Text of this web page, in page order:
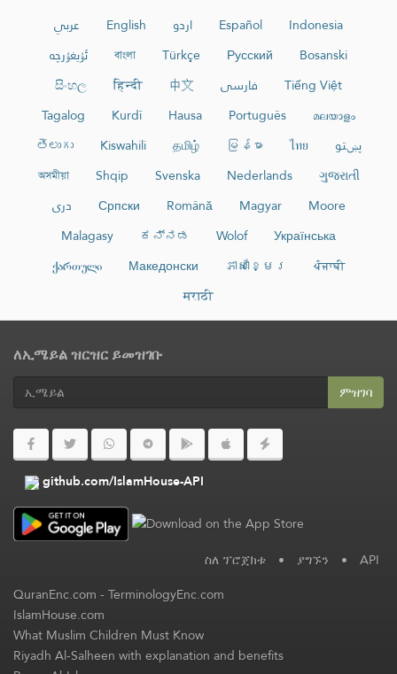
عربي English اردو Español
Indonesia
ئۇيغۇرچە
বাংলা Türkçe Русский
Bosanski
සිංහල
हिन्दी 中文 فارسی
Tiếng Việt
Tagalog
Kurdî Hausa Português
മലയാളം
తెలుగు
Kiswahili தமிழ் မြန်မာ ไทย
پښتو
অসমীয়া
Shqip Svenska Nederlands
ગુજરાતી
دری
Српски Română Magyar
Moore
Malagasy
ಕನ್ನಡ Wolof
Українська
ქართული
Македонски ភាសាខ្មែរ
ਪੰਜਾਬੀ
मराठी
ለኢሜይል ዝርዝር ይመዝገቡ
ምዝገባ
github.com/IslamHouse-API
ስለ ፕሮጀክቱ • ያግኙን • API
QuranEnc.com-TerminologyEnc.com
IslamHouse.com
What Muslim Children Must Know
Riyadh Al-Salheen with explanation and benefits